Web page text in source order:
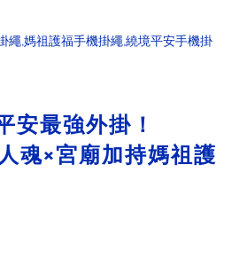
安最強外掛！
魂×宮廟加持媽祖護